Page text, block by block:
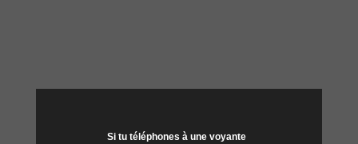
Si tu téléphones à une voyante